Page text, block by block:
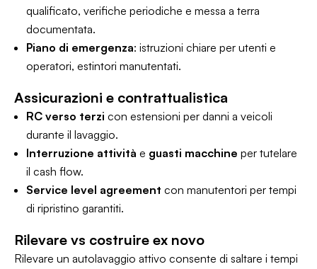
qualificato, verifiche periodiche e messa a terra
documentata.
Piano di emergenza: istruzioni chiare per utenti e
operatori, estintori manutentati.
Assicurazioni e contrattualistica
RC verso terzi con estensioni per danni a veicoli
durante il lavaggio.
Interruzione attività e guasti macchine per tutelare
il cash flow.
Service level agreement con manutentori per tempi
di ripristino garantiti.
Rilevare vs costruire ex novo
Rilevare un autolavaggio attivo consente di saltare i tempi